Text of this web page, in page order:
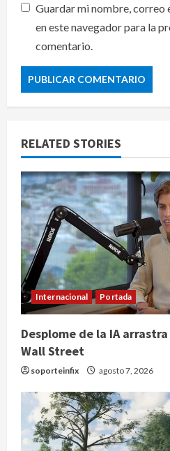
Guardar mi nombre,
en este navegador para la
comentario.
RELATED STORIES
Internacional Portada
Desplome de la IA
Wall Street
soporteinfix agosto 7, 2026
2
Gustavo
promesas
agosto 7,